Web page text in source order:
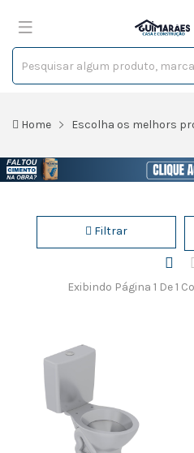
Home Escolha os melhors
Filtrar
Exibindo Página 1 De 1